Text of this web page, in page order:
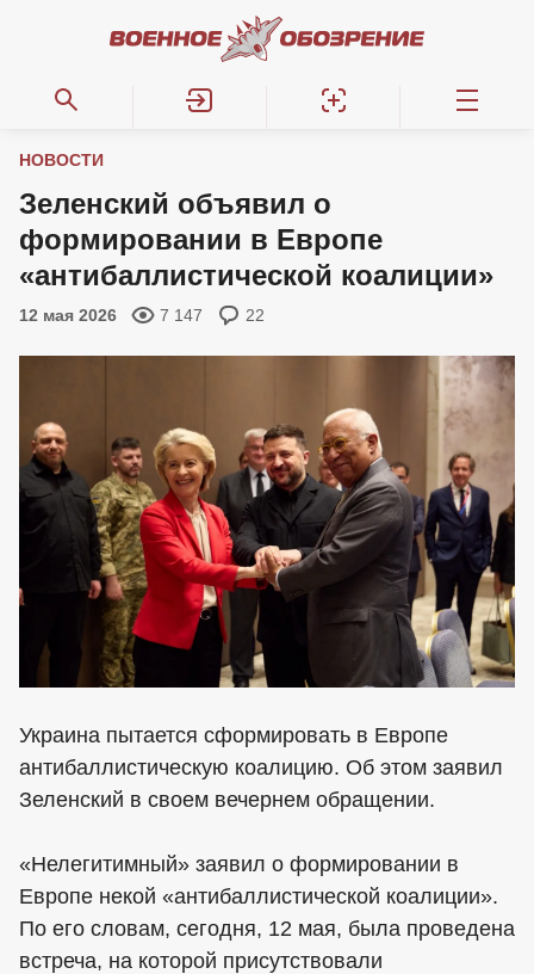
НОВОСТИ
Зеленский объявил о
формировании в Европе
«антибаллистической коалиции»
12 мая 2026 7 147 22
Украина пытается сформировать в Европе
антибаллистическую коалицию. Об этом заявил
Зеленский в своем вечернем обращении.
«Нелегитимный» заявил о формировании в
Европе некой «антибаллистической коалиции».
По его словам, сегодня, 12 мая, была проведена
встреча, на которой присутствовали